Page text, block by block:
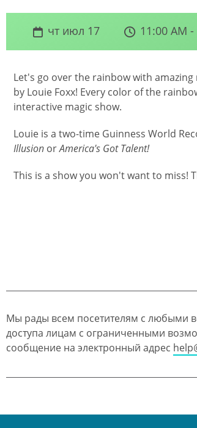
чт июл 17 11:00 AM
Let's go over the rainbow with
by Louie Foxx! Every color of the
interactive magic show.
Louie is a two-time Guinness World
Illusion orAmerica's Got Talent!
This is a show you won't want to miss!
Мы рады всем посетителям с любыми
доступа лицам с ограниченными
сообщение на электронный адрес